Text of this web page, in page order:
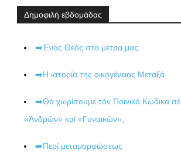
Viber
Δημοφιλή εβδομάδας
➡️Ένας Θεός στα μέτρα μας.
➡️Η ιστορία της οικογένειας Μεταξά.
➡️Θά χωρίσουμε τόν Ποινικό Κώδικα σέ
«Ἀνδρῶν» καί «Γυναικῶν»;
➡️Περί μεταμορφώσεως